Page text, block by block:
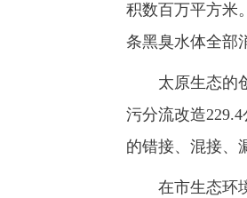
积数百万平方米
条黑臭水体全部
太原生态的创
污分流改造
的错接、混接、
在市生态环境